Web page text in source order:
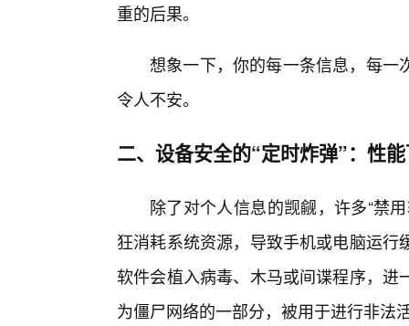
重的后果。
想象一下，你的每一条信息，每一
令人不安。
二、设备安全的“定时炸弹”：性
除了对个人信息的觊觎，许多“禁
狂消耗系统资源，导致手机或电脑运
软件会植入病毒、木马或间谍程序，
为僵尸网络的一部分，被用于进行非法